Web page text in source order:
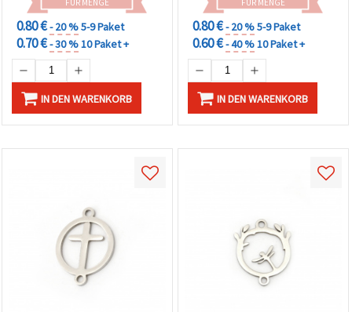
0.80 €- 20 %5-9 Paket
0.70 €- 30 %10 Paket +
IN DEN WARENKORB
0.80 €- 20 %5-9 Paket
0.60 €- 40 %10 Paket +
IN DEN WARENKORB